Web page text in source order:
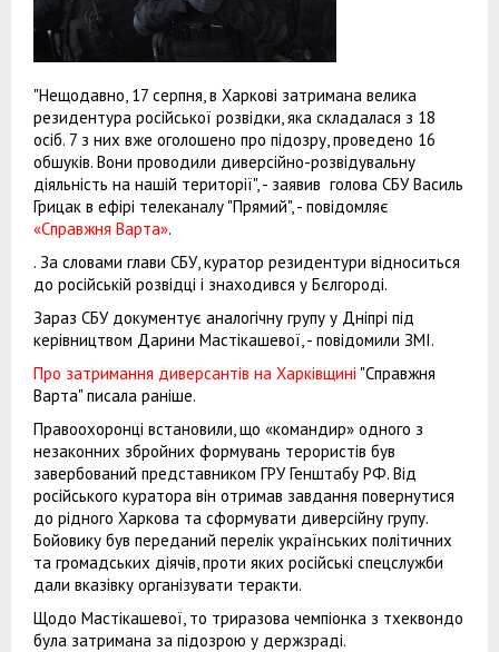
"Нещодавно, 17 серпня, в Харкові затримана велика
резидентура російської розвідки, яка складалася з 18
осіб. 7 з них вже оголошено про підозру, проведено 16
обшуків. Вони проводили диверсійно-розвідувальну
діяльність на нашій території", - заявив голова СБУ Василь
Грицак в ефірі телеканалу "Прямий", - повідомляє
«Справжня Варта».
. За словами глави СБУ, куратор резидентури відноситься
до російській розвідці і знаходився у Бєлгороді.
Зараз СБУ документує аналогічну групу у Дніпрі під
керівництвом Дарини Мастікашевої, - повідомили ЗМІ.
Про затримання диверсантів на Харківщині "Справжня
Варта" писала раніше.
Правоохоронці встановили, що «командир» одного з
незаконних збройних формувань терористів був
завербований представником ГРУ Генштабу РФ. Від
російського куратора він отримав завдання повернутися
до рідного Харкова та сформувати диверсійну групу.
Бойовику був переданий перелік українських політичних
та громадських діячів, проти яких російські спецслужби
дали вказівку організувати теракти.
Щодо Мастікашевої, то триразова чемпіонка з тхеквондо
була затримана за підозрою у держзраді.